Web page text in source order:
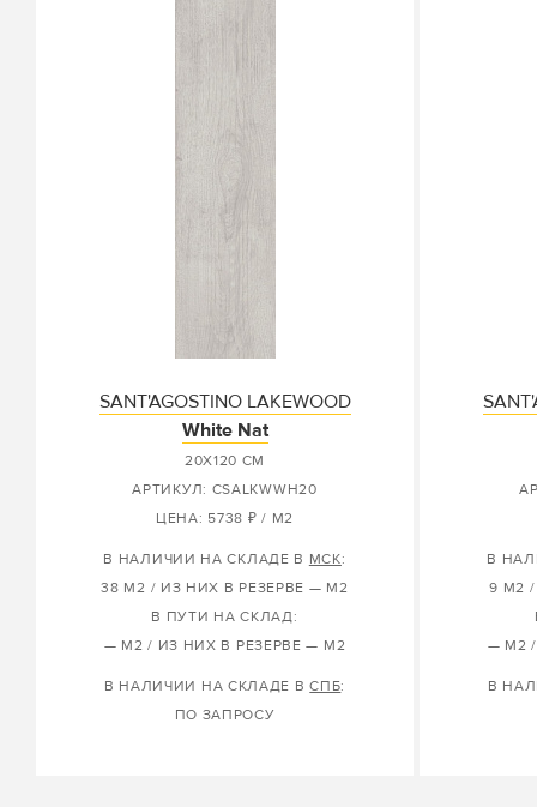
SANT'AGOSTINO LAKEWOOD
White Nat
20X120 СМ
АРТИКУЛ: CSALKWWH20
ЦЕНА: 5738 ₽ / М2
В НАЛИЧИИ НА СКЛАДЕ В МСК:
38 М2 / ИЗ НИХ В РЕЗЕРВЕ — М2
В ПУТИ НА СКЛАД:
— М2 / ИЗ НИХ В РЕЗЕРВЕ — М2
В НАЛИЧИИ НА СКЛАДЕ ВСПБ:
ПО ЗАПРОСУ
В
9 М2
— М2
В